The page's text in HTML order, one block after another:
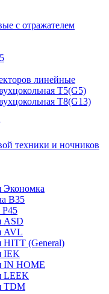
с отражателем
линейные
Т5(G5)
Т8(G13)
техники и ночников
Экономка
B35
ASD
AVL
HITT (General)
IEK
IN HOME
LEEK
TDM